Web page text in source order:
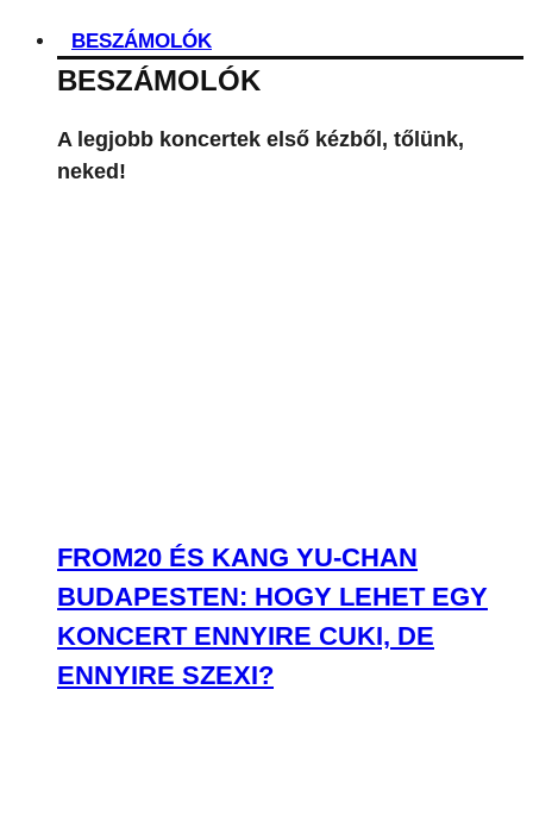
BESZÁMOLÓK
BESZÁMOLÓK
A legjobb koncertek első kézből, tőlünk,
neked!
FROM20 ÉS KANG YU-CHAN
BUDAPESTEN: HOGY LEHET EGY
KONCERT ENNYIRE CUKI, DE
ENNYIRE SZEXI?